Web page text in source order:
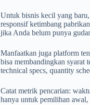
Untuk bisnis kecil yang
responsif ketimbang
jika Anda belum punya
Manfaatkan juga platform
bisa membandingkan syarat
technical specs, quantity
Catat metrik pencarian:
hanya untuk pemilihan